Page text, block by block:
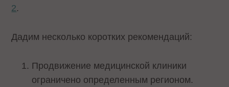
2.
Дадим несколько коротких рекомендаций:
Продвижение медицинской клиники
ограничено определенным регионом.